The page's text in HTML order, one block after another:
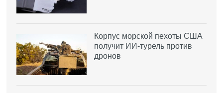
Корпус морской пехоты США
получит ИИ-турель против
дронов